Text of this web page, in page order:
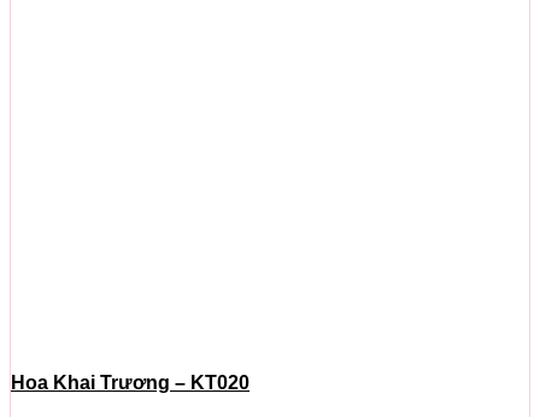
Hoa Khai Trương – KT020